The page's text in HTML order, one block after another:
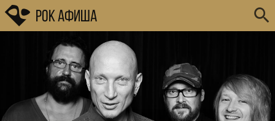
Рок Афиша